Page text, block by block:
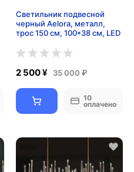
Светильник подвесной
черный Aelora, металл,
трос 150 см, 100*38 см, LED
2 500 ¥ 35 000 ₽
10
оплачено